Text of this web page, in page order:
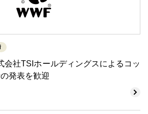
会社TSIホールディングスによるコッ
発表を歓迎